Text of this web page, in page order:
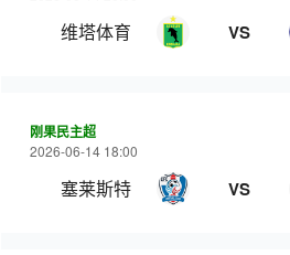
维塔体育 VS
刚果民主超
2026-06-14 18:00
塞莱斯特 VS